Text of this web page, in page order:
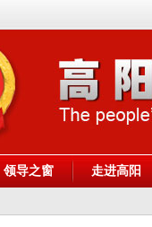
领导之窗 走进高阳